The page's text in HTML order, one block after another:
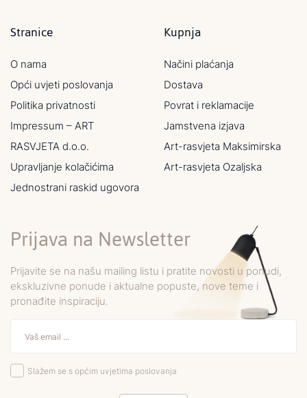
Stranice
O nama
Opći uvjeti poslovanja
Politika privatnosti
Impressum – ART
RASVJETA d.o.o.
Upravljanje kolačićima
Jednostrani raskid ugovora
Kupnja
Načini plaćanja
Dostava
Povrat i reklamacije
Jamstvena izjava
Art-rasvjeta Maksimirska
Art-rasvjeta Ozaljska
Prijava na Newsletter
Prijavite se na našu mailing listu i pratite novosti u ponudi,
ekskluzivne ponude i aktualne popuste, nove teme i
pronađite inspiraciju.
Slažem se s općim uvjetima poslovanja